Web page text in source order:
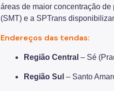
áreas de maior concentração
(SMT) e a SPTrans
Endereços das tendas:
Região Central – Sé
Região Sul – Santo